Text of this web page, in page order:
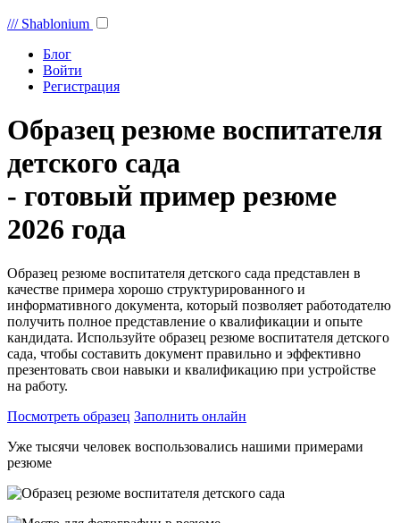
/// Shablonium
Блог
Войти
Регистрация
Образец резюме воспитателя
детского сада
- готовый пример резюме
2026 года
Образец резюме воспитателя детского сада представлен в
качестве примера хорошо структурированного и
информативного документа, который позволяет работодателю
получить полное представление о квалификации и опыте
кандидата. Используйте образец резюме воспитателя детского
сада, чтобы составить документ правильно и эффективно
презентовать свои навыки и квалификацию при устройстве
на работу.
Посмотреть образец Заполнить онлайн
Уже тысячи человек воспользовались нашими примерами
резюме